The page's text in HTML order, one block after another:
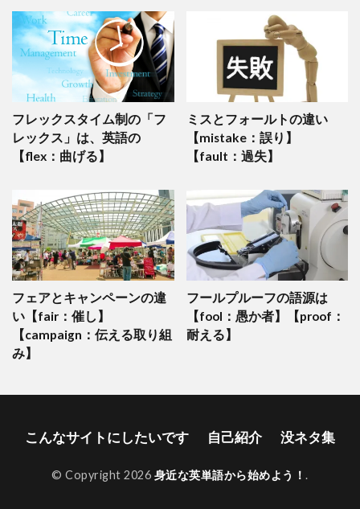
フレックスタイム制の「フ
レックス」は、英語の
【flex：曲げる】
ミスとフォールトの違い
【mistake：誤り】
【fault：過失】
フェアとキャンペーンの違
い【fair：催し】
【campaign：伝える取り組
み】
フールプルーフの語源は
【fool：愚か者】【proof：
耐える】
こんなサイトにしたいです 自己紹介 没ネタ集
© Copyright 2026 身近な英単語から始めよう！.